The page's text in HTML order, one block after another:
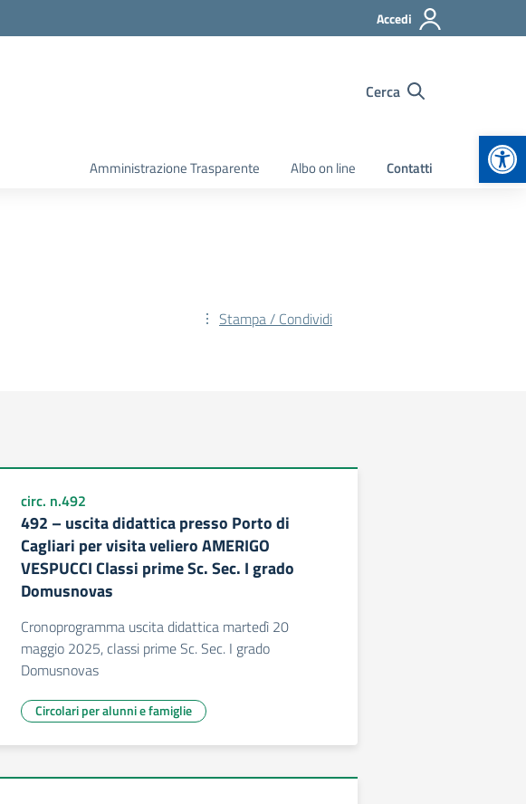
Accedi
Cerca
Amministrazione Trasparente Albo on line Contatti
Stampa / Condividi
circ. n.492
492 – uscita didattica presso Porto di
Cagliari per visita veliero AMERIGO
VESPUCCI Classi prime Sc. Sec. I grado
Domusnovas
Cronoprogramma uscita didattica martedì 20
maggio 2025, classi prime Sc. Sec. I grado
Domusnovas
Circolari per alunni e famiglie